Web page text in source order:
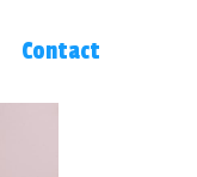
Contact